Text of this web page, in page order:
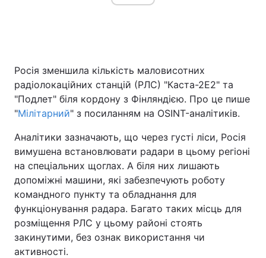
Україна Політика
Економіка Світ
Спорт Наука
Техно і зв'язок Лайт
Зброя Інциденти
Здоров'я
Цікавинки Погода
Росія зменшила кількість маловисотних
радіолокаційних станцій (РЛС) "Каста-2Е2" та
"Подлет" біля кордону з Фінляндією. Про це пише
"Мілітарний" з посиланням на OSINT-аналітиків.
Аналітики зазначають, що через густі ліси, Росія
вимушена встановлювати радари в цьому регіоні
на спеціальних щоглах. А біля них лишають
допоміжні машини, які забезпечують роботу
командного пункту та обладнання для
функціонування радара. Багато таких місць для
розміщення РЛС у цьому районі стоять
закинутими, без ознак використання чи
активності.